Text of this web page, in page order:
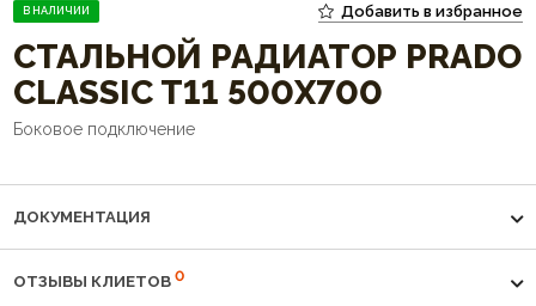
В НАЛИЧИИ
CТАЛЬНОЙ РАДИАТОР PRADO
CLASSIC T11 500Х700
Боковое подключение
Добавить в избранное
ДОКУМЕНТАЦИЯ
ОТЗЫВЫ КЛИЕТОВ 0